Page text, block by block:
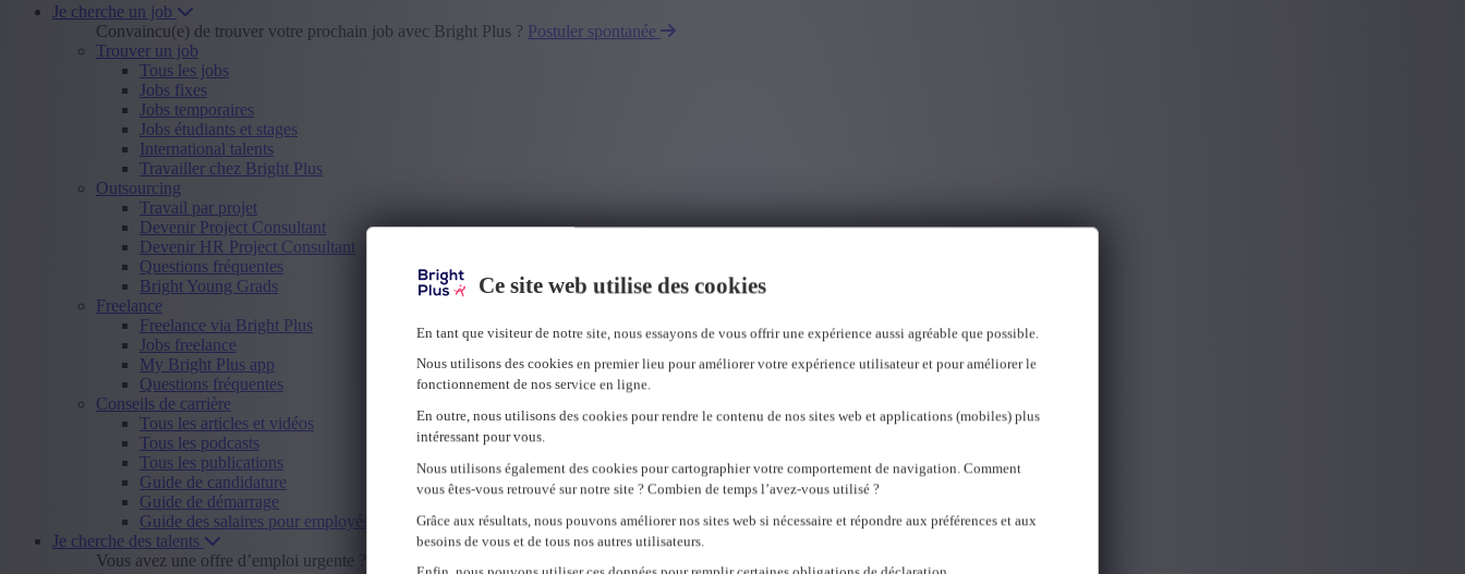
Ce site web utilise des cookies
En tant que visiteur de notre site, nous essayons de vous offrir une expérience aussi agréable que possible.
Nous utilisons des cookies en premier lieu pour améliorer votre expérience utilisateur et pour améliorer le
fonctionnement de nos service en ligne.
En outre, nous utilisons des cookies pour rendre le contenu de nos sites web et applications (mobiles) plus
intéressant pour vous.
Nous utilisons également des cookies pour cartographier votre comportement de navigation. Comment
vous êtes-vous retrouvé sur notre site ? Combien de temps l’avez-vous utilisé ?
Grâce aux résultats, nous pouvons améliorer nos sites web si nécessaire et répondre aux préférences et aux
besoins de vous et de tous nos autres utilisateurs.
Je cherche un job
Convaincu(e) de trouver votre prochain job avec Bright Plus ? Postuler spontanée
Trouver un job
Tous les jobs
Jobs fixes
Jobs temporaires
Jobs étudiants et stages
International talents
Travailler chez Bright Plus
Outsourcing
Travail par projet
Devenir Project Consultant
Devenir HR Project Consultant
Questions fréquentes
Bright Young Grads
Freelance
Freelance via Bright Plus
Jobs freelance
My Bright Plus app
Questions fréquentes
Conseils de carrière
Tous les articles et vidéos
Tous les podcasts
Tous les publications
Guide de candidature
Guide de démarrage
Guide des salaires pour employés
Je cherche des talents
Vous avez une offre d’emploi urgente ?